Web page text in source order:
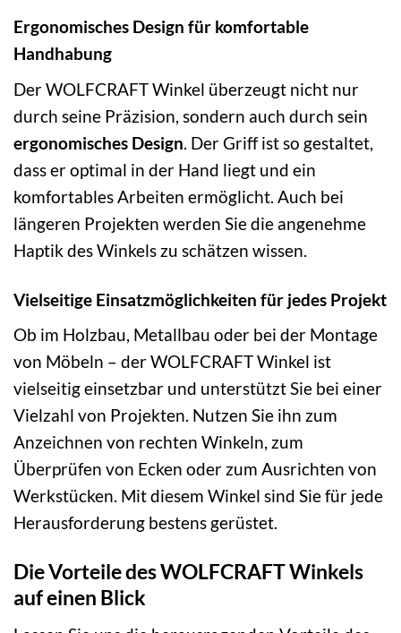
Ergonomisches Design für komfortable
Handhabung
Der WOLFCRAFT Winkel überzeugt nicht nur
durch seine Präzision, sondern auch durch sein
ergonomisches Design. Der Griff ist so gestaltet,
dass er optimal in der Hand liegt und ein
komfortables Arbeiten ermöglicht. Auch bei
längeren Projekten werden Sie die angenehme
Haptik des Winkels zu schätzen wissen.
Vielseitige Einsatzmöglichkeiten für jedes Projekt
Ob im Holzbau, Metallbau oder bei der Montage
von Möbeln – der WOLFCRAFT Winkel ist
vielseitig einsetzbar und unterstützt Sie bei einer
Vielzahl von Projekten. Nutzen Sie ihn zum
Anzeichnen von rechten Winkeln, zum
Überprüfen von Ecken oder zum Ausrichten von
Werkstücken. Mit diesem Winkel sind Sie für jede
Herausforderung bestens gerüstet.
Die Vorteile des WOLFCRAFT Winkels
auf einen Blick